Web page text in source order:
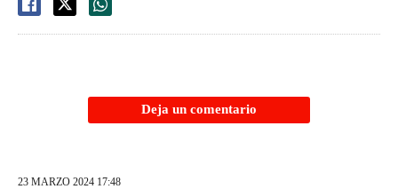
Deja un comentario
23 MARZO 2024 17:48